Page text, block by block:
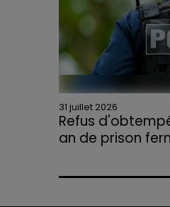
31 juillet 2026
Refus
an de prison
l'annulation de son